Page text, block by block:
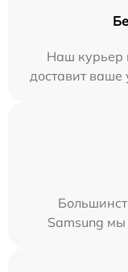
Наш курьер
доставит ваше
Samsung мы